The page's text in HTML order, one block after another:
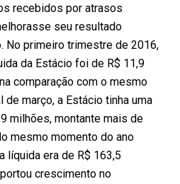
recebidos por atrasos
seu resultado
No primeiro trimestre de 2016,
da Estácio foi de R$ 11,9
comparação com o mesmo
março, a Estácio tinha uma
milhões, montante mais de
mesmo momento do ano
líquida era de R$ 163,5
crescimento no